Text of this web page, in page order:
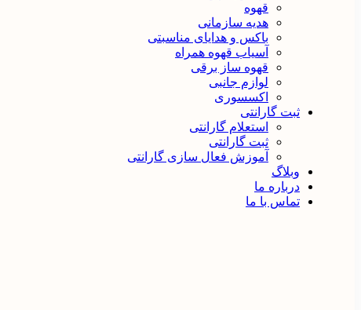
قهوه
هدیه سازمانی
باکس و هدایای مناسبتی
آسیاب قهوه همراه
قهوه ساز برقی
لوازم جانبی
اکسسوری
ثبت گارانتی
استعلام گارانتی
ثبت گارانتی
آموزش فعال سازی گارانتی
وبلاگ
درباره ما
تماس با ما